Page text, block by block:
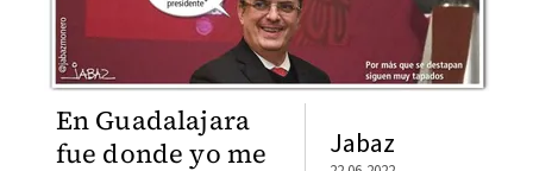
En Guadalajara
fue donde yo me
Jabaz